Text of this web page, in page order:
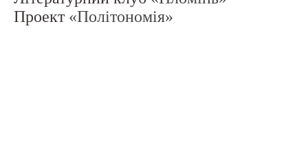
Проект «Політономія»